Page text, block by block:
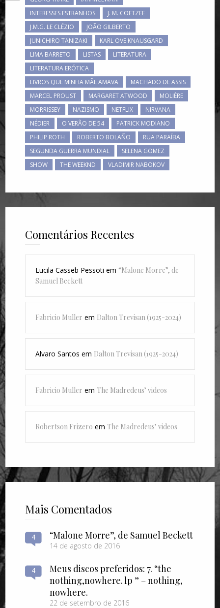
INTERESSES ESTRANHOS
J. M. COETZEE
J.M.G. LE CLÉZIO
JOÃO GILBERTO
JUNICHIRO TANIZAKI
KARL OVE KNAUSGARD
LIMA BARRETO
LISTAS
LITERATURA
LITERATURA ERÓTICA
LIVROS QUE MINHA MÃE AMAVA
MACHADO DE ASSIS
MARCEL PROUST
MARGARET ATWOOD
MOLIÈRE
MORRISSEY
NAZISMO NETFLIX
NIRVANA
NÉDIER
O VERÃO DE 54
PATRICK MODIANO
PHILIP ROTH
ROBERTO BOLAÑO
RUA PARAÍBA
SEGUNDA GUERRA MUNDIAL
SELENA GOMEZ
SHOW
THE WEEKND VLADIMIR NABOKOV
Comentários Recentes
Lucila Casseb Pessoti em “Malone Morre”, de
Samuel Beckett
Fabricio Muller em Dalton Trevisan (1925-2024)
Alvaro Santos em Dalton Trevisan (1925-2024)
Fabricio Muller emThe Madredeus’ videos
Robertson Frizero emThe Madredeus’ videos
Mais Comentados
4 “Malone Morre”, de Samuel Beckett
14 de agosto de 2016
4
Meus discos preferidos: 7. “the
nothing​,​nowhere. lp ” – nothing​,​
nowhere.
22 de setembro de 2016